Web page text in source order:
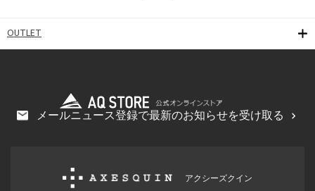
OUTLET
メールニュース登録で最新のお知らせを受け取る
アクシーズクイン